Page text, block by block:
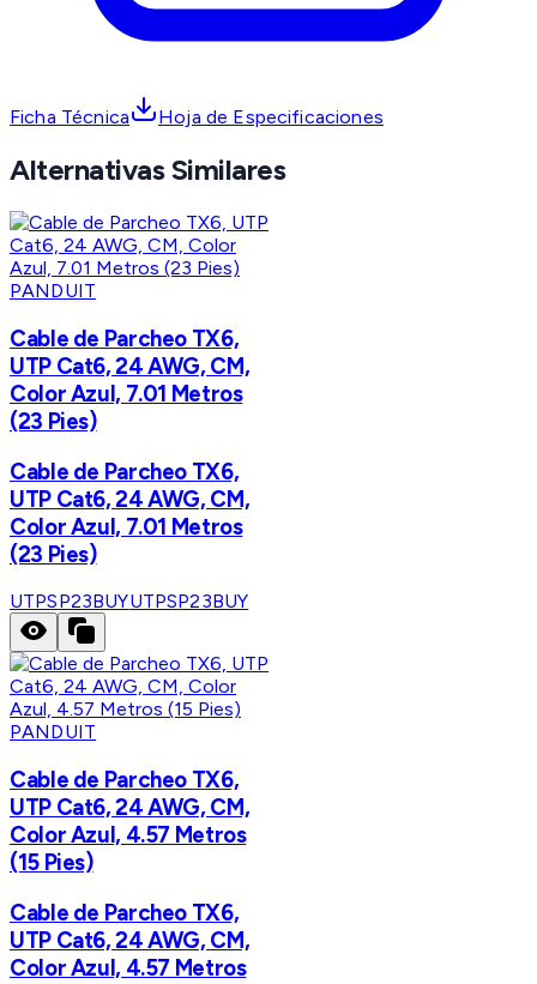
Ficha Técnica Hoja de Especificaciones
Alternativas Similares
PANDUIT
Cable de Parcheo TX6,
UTP Cat6, 24 AWG, CM,
Color Azul, 7.01 Metros
(23 Pies)
Cable de Parcheo TX6,
UTP Cat6, 24 AWG, CM,
Color Azul, 7.01 Metros
(23 Pies)
UTPSP23BUYUTPSP23BUY
PANDUIT
Cable de Parcheo TX6,
UTP Cat6, 24 AWG, CM,
Color Azul, 4.57 Metros
(15 Pies)
Cable de Parcheo TX6,
UTP Cat6, 24 AWG, CM,
Color Azul, 4.57 Metros